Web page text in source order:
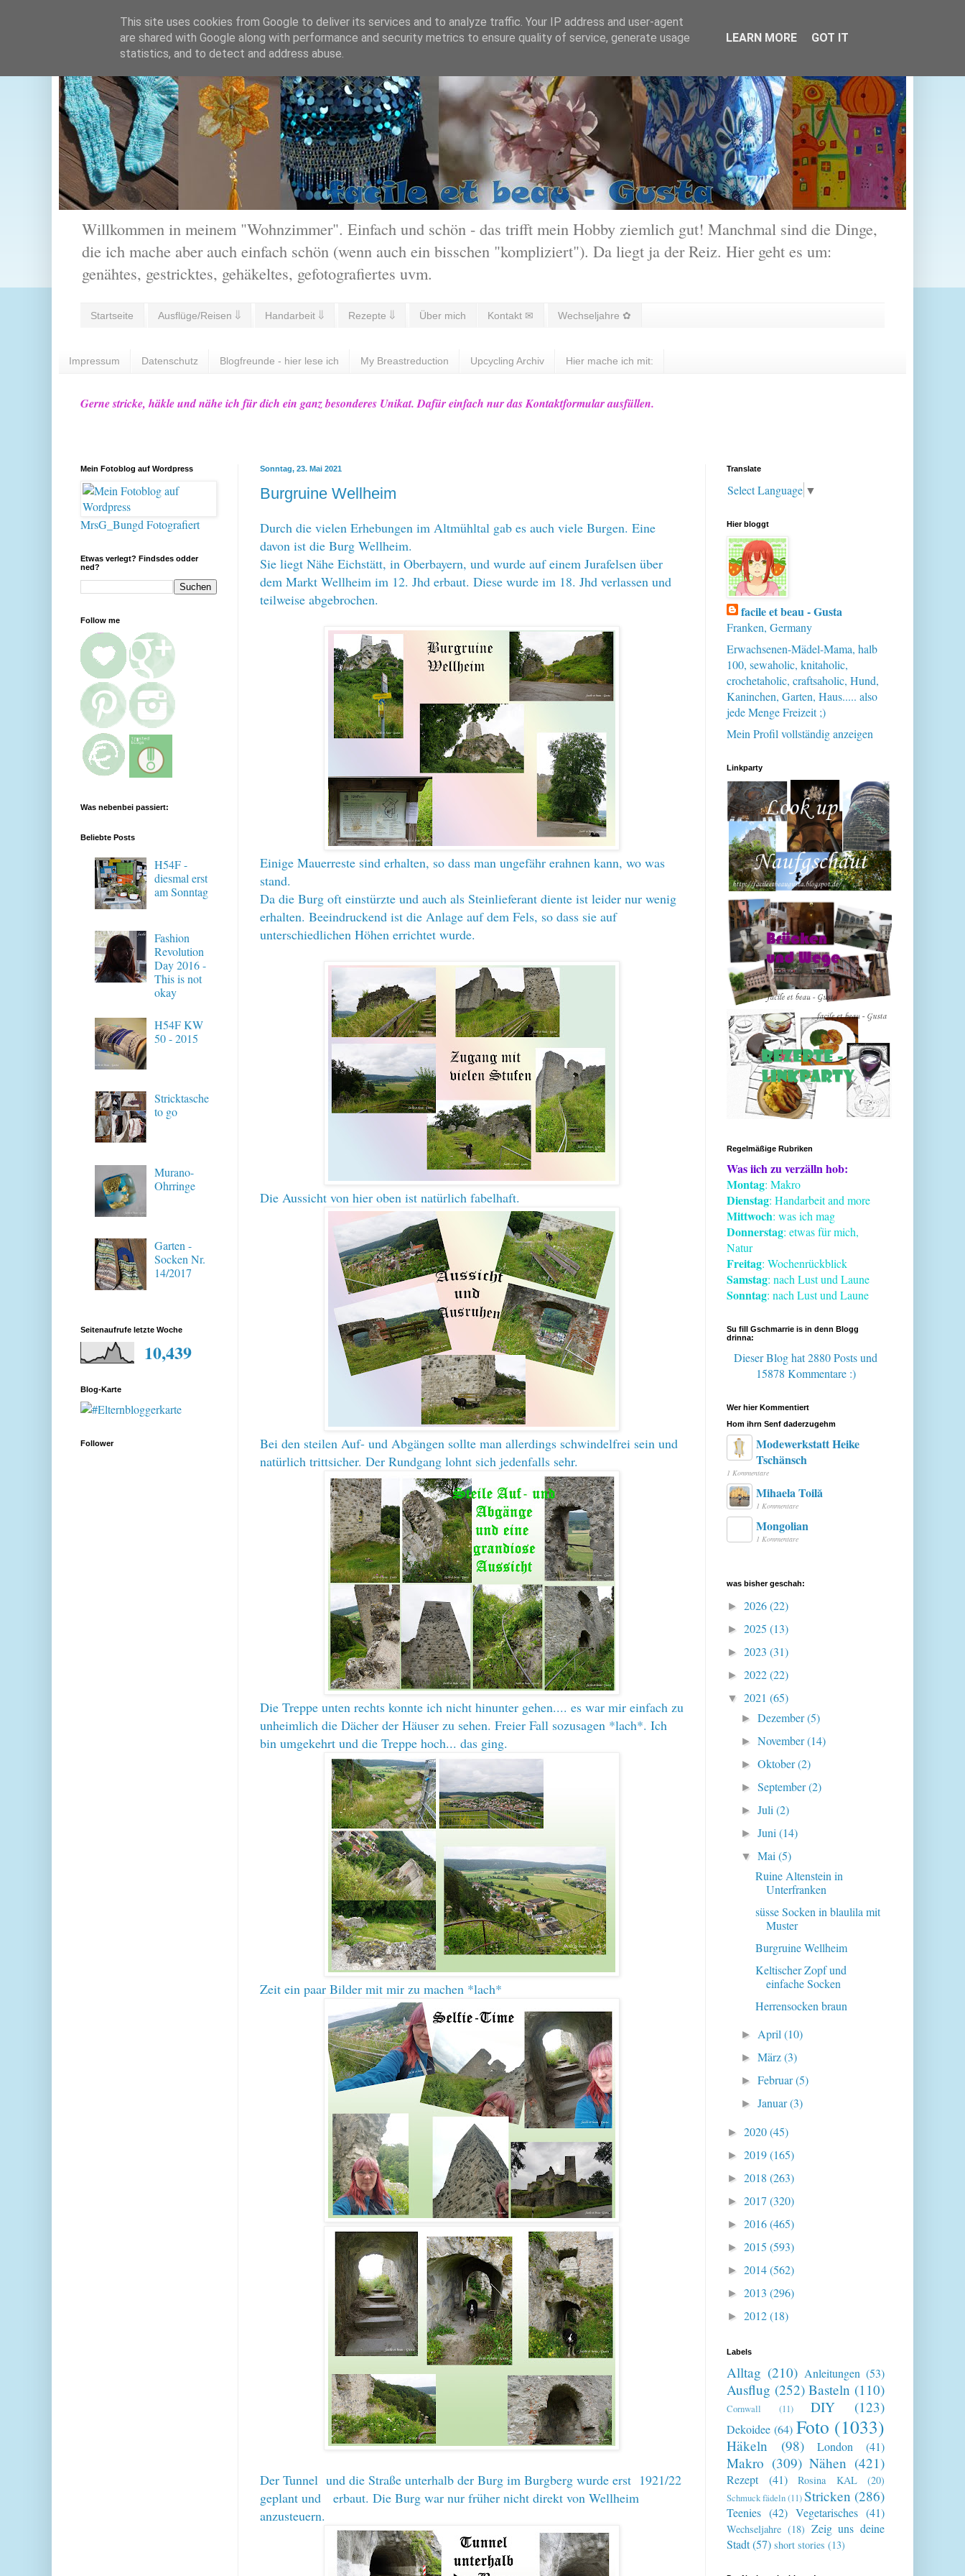
Willkommen in meinem "Wohnzimmer". Einfach und schön - das trifft mein Hobby ziemlich gut! Manchmal sind die Dinge,
die ich mache aber auch einfach schön (wenn auch ein bisschen "kompliziert"). Da liegt ja der Reiz. Hier geht es um:
genähtes, gestricktes, gehäkeltes, gefotografiertes uvm.
Startseite Ausflüge/Reisen ⇓ Handarbeit ⇓ Rezepte ⇓ Über mich Kontakt ✉ Wechseljahre ✿
Impressum Datenschutz Blogfreunde - hier lese ich My Breastreduction Upcycling Archiv Hier mache ich mit:
Gerne stricke, häkle und nähe ich für dich ein ganz besonderes Unikat. Dafür einfach nur das Kontaktformular ausfüllen.
Sonntag, 23. Mai 2021
Burgruine Wellheim
Durch die vielen Erhebungen im Altmühltal gab es auch viele Burgen. Eine
davon ist die Burg Wellheim.
Sie liegt Nähe Eichstätt, in Oberbayern, und wurde auf einem Jurafelsen über
dem Markt Wellheim im 12. Jhd erbaut. Diese wurde im 18. Jhd verlassen und
teilweise abgebrochen.
Einige Mauerreste sind erhalten, so dass man ungefähr erahnen kann, wo was
stand.
Da die Burg oft einstürzte und auch als Steinlieferant diente ist leider nur wenig
erhalten. Beeindruckend ist die Anlage auf dem Fels, so dass sie auf
unterschiedlichen Höhen errichtet wurde.
Die Aussicht von hier oben ist natürlich fabelhaft.
Bei den steilen Auf- und Abgängen sollte man allerdings schwindelfrei sein und
natürlich trittsicher. Der Rundgang lohnt sich jedenfalls sehr.
Die Treppe unten rechts konnte ich nicht hinunter gehen.... es war mir einfach zu
unheimlich die Dächer der Häuser zu sehen. Freier Fall sozusagen *lach*. Ich
bin umgekehrt und die Treppe hoch... das ging.
Zeit ein paar Bilder mit mir zu machen *lach*
Der Tunnel und die Straße unterhalb der Burg im Burgberg wurde erst 1921/22
geplant und erbaut. Die Burg war nur früher nicht direkt von Wellheim
anzusteuern.
Mein Fotoblog auf Wordpress
MrsG_Bungd Fotografiert
Etwas verlegt? Findsdes odder
ned?
Follow me
Was nebenbei passiert:
Beliebte Posts
H54F -
diesmal erst
am Sonntag
Fashion
Revolution
Day 2016 -
This is not
okay
H54F KW
50 - 2015
Stricktasche
to go
Murano-
Ohrringe
Garten -
Socken Nr.
14/2017
Seitenaufrufe letzte Woche
10,439
Blog-Karte
Follower
Translate
Select Language ▼
Hier bloggt
facile et beau - Gusta
Franken, Germany
Erwachsenen-Mädel-Mama, halb
100, sewaholic, knitaholic,
crochetaholic, craftsaholic, Hund,
Kaninchen, Garten, Haus..... also
jede Menge Freizeit ;)
Mein Profil vollständig anzeigen
Linkparty
Regelmäßige Rubriken
Was iich zu verzälln hob:
Montag: Makro
Dienstag: Handarbeit and more
Mittwoch: was ich mag
Donnerstag: etwas für mich,
Natur
Freitag: Wochenrückblick
Samstag: nach Lust und Laune
Sonntag: nach Lust und Laune
Su fill Gschmarrie is in denn Blogg
drinna:
Dieser Blog hat 2880 Postsund
15878 Kommentare :)
Wer hier Kommentiert
Hom ihrn Senf daderzugehm
Modewerkstatt Heike
Tschänsch
1 Kommentare
Mihaela Toilă
1 Kommentare
Mongolian
1 Kommentare
was bisher geschah:
► 2026(22)
► 2025 (13)
► 2023 (31)
► 2022(22)
▼ 2021 (65)
►Dezember(5)
►November(14)
►Oktober(2)
►September(2)
►Juli(2)
►Juni(14)
▼Mai(5)
Ruine Altenstein in
Unterfranken
süsse Socken in blaulila mit
Muster
Burgruine Wellheim
Keltischer Zopf und
einfache Socken
Herrensocken braun
► April(10)
►März(3)
►Februar(5)
►Januar(3)
► 2020(45)
► 2019(165)
► 2018 (263)
► 2017 (320)
► 2016(465)
► 2015 (593)
► 2014(562)
► 2013 (296)
► 2012(18)
Labels
Alltag (210) Anleitungen (53)
Ausflug (252) Basteln (110)
Cornwall (11) DIY (123)
Dekoidee (64) Foto (1033)
Häkeln (98) London (41)
Makro (309) Nähen (421)
Rezept (41) Rosina KAL (20)
Schmuck fädeln(11)Stricken (286)
Teenies (42) Vegetarisches (41)
Wechseljahre (18) Zeig uns deine
Stadt(57) short stories (13)
This site uses cookies from Google to deliver its services and to analyze traffic. Your IP address and user-agent
are shared with Google along with performance and security metrics to ensure quality of service, generate usage
statistics, and to detect and address abuse.
LEARN MORE GOT IT